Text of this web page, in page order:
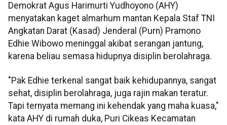
Demokrat Agus Harimurti Yudhoyono (AHY)
menyatakan kaget almarhum mantan Kepala Staf TNI
Angkatan Darat (Kasad) Jenderal (Purn) Pramono
Edhie Wibowo meninggal akibat serangan jantung,
karena beliau semasa hidupnya disiplin berolahraga.
"Pak Edhie terkenal sangat baik kehidupannya, sangat
sehat, disiplin berolahraga, juga rajin makan teratur.
Tapi ternyata memang ini kehendak yang maha kuasa,"
kata AHY di rumah duka, Puri Cikeas Kecamatan